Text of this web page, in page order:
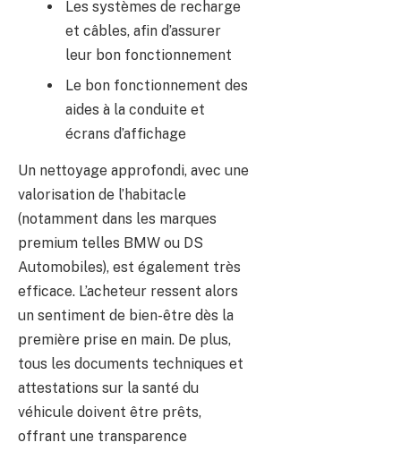
Les systèmes de recharge
et câbles, afin d’assurer
leur bon fonctionnement
Le bon fonctionnement des
aides à la conduite et
écrans d’affichage
Un nettoyage approfondi, avec une
valorisation de l’habitacle
(notamment dans les marques
premium telles BMW ou DS
Automobiles), est également très
efficace. L’acheteur ressent alors
un sentiment de bien-être dès la
première prise en main. De plus,
tous les documents techniques et
attestations sur la santé du
véhicule doivent être prêts,
offrant une transparence